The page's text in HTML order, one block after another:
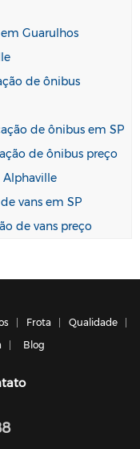
Guarulhos
de ônibus
de ônibus em SP
de ônibus preço
Alphaville
vans em SP
de vans preço
Frota
Qualidade
Blog